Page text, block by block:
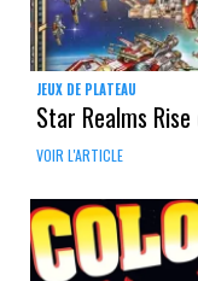
JEUX DE PLATEAU
Star Realms
VOIR L'ARTICLE